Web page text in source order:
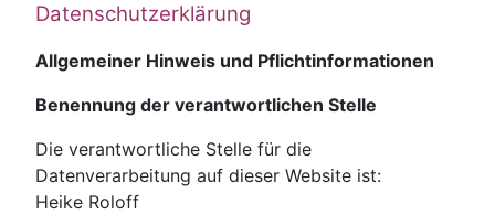
Datenschutzerklärung
Allgemeiner Hinweis und Pflichtinformationen
Benennung der verantwortlichen Stelle
Die verantwortliche Stelle für die
Datenverarbeitung auf dieser Website ist:
Heike Roloff